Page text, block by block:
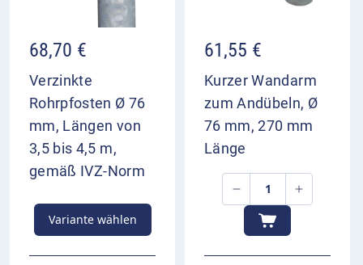
68,70 €
Verzinkte
Rohrpfosten Ø 76
mm, Längen von
3,5 bis 4,5 m,
gemäß IVZ-Norm
Variante wählen
61,55 €
Kurzer Wandarm
zum Andübeln, Ø
76 mm, 270 mm
Länge